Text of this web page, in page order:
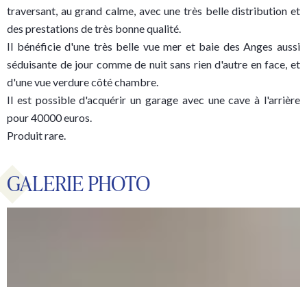
traversant, au grand calme, avec une très belle distribution et
des prestations de très bonne qualité.
Il bénéficie d'une très belle vue mer et baie des Anges aussi
séduisante de jour comme de nuit sans rien d'autre en face, et
d'une vue verdure côté chambre.
Il est possible d'acquérir un garage avec une cave à l'arrière
pour 40000 euros.
Produit rare.
GALERIE PHOTO